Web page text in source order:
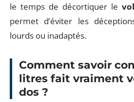
le temps de décortiquer le
permet d’éviter les
lourds ou inadaptés.
Comment savoir
litres fait vraiment
dos ?